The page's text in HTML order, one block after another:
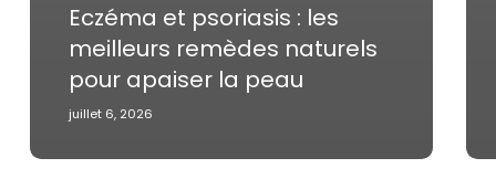
Eczéma et psoriasis : les
meilleurs remèdes naturels
pour apaiser la peau
juillet 6, 2026